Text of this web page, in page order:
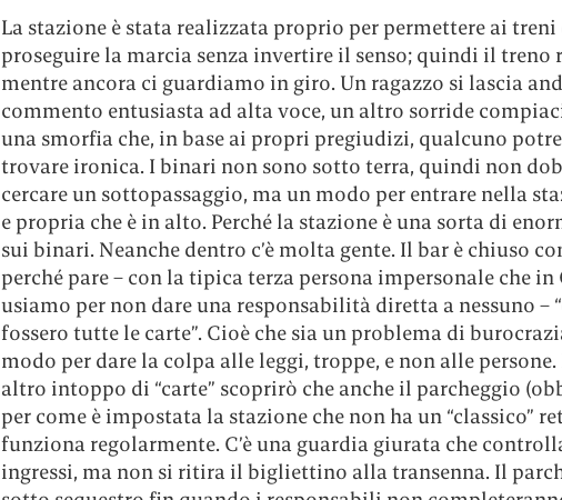
La stazione è stata realizzata proprio per permettere ai treni
proseguire la marcia senza invertire il senso; quindi il treno
mentre ancora ci guardiamo in giro. Un ragazzo si lascia
commento entusiasta ad alta voce, un altro sorride
una smorfia che, in base ai propri pregiudizi, qualcuno
trovare ironica. I binari non sono sotto terra, quindi non
cercare un sottopassaggio, ma un modo per entrare nella
e propria che è in alto. Perché la stazione è una sorta di
sui binari. Neanche dentro c’è molta gente. Il bar è chiuso
perché pare – con la tipica terza persona impersonale che in
usiamo per non dare una responsabilità diretta a nessuno –
fossero tutte le carte”. Cioè che sia un problema di
modo per dare la colpa alle leggi, troppe, e non alle persone.
altro intoppo di “carte” scoprirò che anche il parcheggio
per come è impostata la stazione che non ha un “classico”
funziona regolarmente. C’è una guardia giurata che
ingressi, ma non si ritira il bigliettino alla transenna. Il